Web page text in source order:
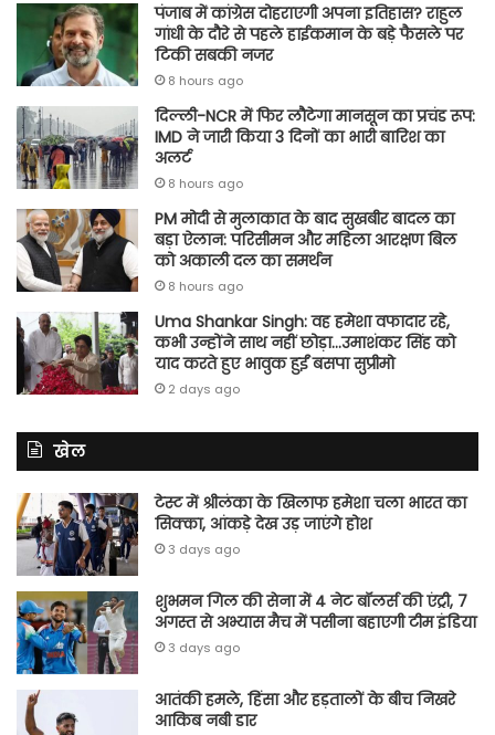
पंजाब में कांग्रेस दोहराएगी अपना इतिहास? राहुल
गांधी के दौरे से पहले हाईकमान के बड़े फैसले पर
टिकी सबकी नजर
8 hours ago
दिल्ली-NCR में फिर लौटेगा मानसून का प्रचंड रूप:
IMD ने जारी किया 3 दिनों का भारी बारिश का
अलर्ट
8 hours ago
PM मोदी से मुलाकात के बाद सुखबीर बादल का
बड़ा ऐलान: परिसीमन और महिला आरक्षण बिल
को अकाली दल का समर्थन
8 hours ago
Uma Shankar Singh: वह हमेशा वफादार रहे,
कभी उन्होंने साथ नहीं छोड़ा…उमाशंकर सिंह को
याद करते हुए भावुक हुईं बसपा सुप्रीमो
2 days ago
खेल
टेस्ट में श्रीलंका के खिलाफ हमेशा चला भारत का
सिक्का, आंकड़े देख उड़ जाएंगे होश
3 days ago
शुभमन गिल की सेना में 4 नेट बॉलर्स की एंट्री, 7
अगस्त से अभ्यास मैच में पसीना बहाएगी टीम इंडिया
3 days ago
आतंकी हमले, हिंसा और हड़तालों के बीच निखरे
आकिब नबी डार